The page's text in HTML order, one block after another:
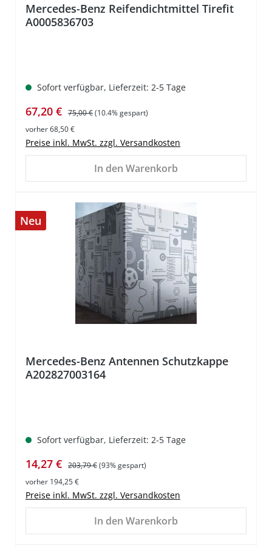
Mercedes-Benz Reifendichtmittel Tirefit
A0005836703
Sofort verfügbar, Lieferzeit: 2-5 Tage
Verkaufspreis:
67,20 € Regulärer Preis:
75,00 €(10.4% gespart)
vorher 68,50 €
Preise inkl. MwSt. zzgl. Versandkosten
In den Warenkorb
Neu
Mercedes-Benz Antennen Schutzkappe
A202827003164
Sofort verfügbar, Lieferzeit: 2-5 Tage
Verkaufspreis:
14,27 € Regulärer Preis:
203,79 €(93% gespart)
vorher 194,25 €
Preise inkl. MwSt. zzgl. Versandkosten
In den Warenkorb